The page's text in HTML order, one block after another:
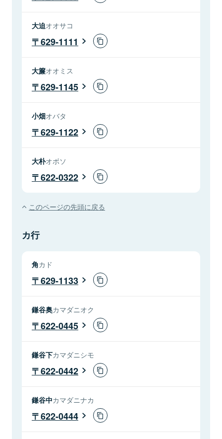
大迫オオサコ
629-1111
大簾オオミス
629-1145
小畑オバタ
629-1122
大朴オボソ
622-0322
このページの先頭に戻る
カ行
角カド
629-1133
鎌谷奥カマダニオク
622-0445
鎌谷下カマダニシモ
622-0442
鎌谷中カマダニナカ
622-0444